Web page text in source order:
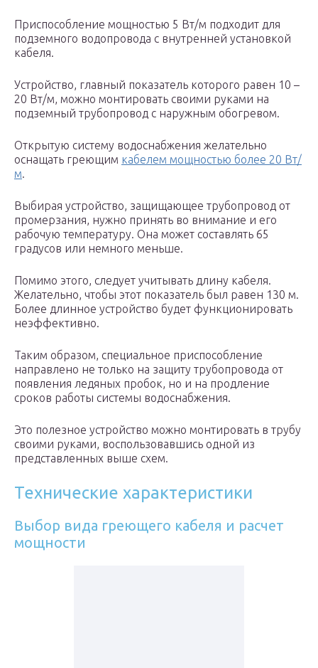
Приспособление мощностью 5 Вт/м подходит для
подземного водопровода с внутренней установкой
кабеля.
Устройство, главный показатель которого равен 10 –
20 Вт/м, можно монтировать своими руками на
подземный трубопровод с наружным обогревом.
Открытую систему водоснабжения желательно
оснащать греющим кабелем мощностью более 20 Вт/
м.
Выбирая устройство, защищающее трубопровод от
промерзания, нужно принять во внимание и его
рабочую температуру. Она может составлять 65
градусов или немного меньше.
Помимо этого, следует учитывать длину кабеля.
Желательно, чтобы этот показатель был равен 130 м.
Более длинное устройство будет функционировать
неэффективно.
Таким образом, специальное приспособление
направлено не только на защиту трубопровода от
появления ледяных пробок, но и на продление
сроков работы системы водоснабжения.
Это полезное устройство можно монтировать в трубу
своими руками, воспользовавшись одной из
представленных выше схем.
Технические характеристики
Выбор вида греющего кабеля и расчет
мощности